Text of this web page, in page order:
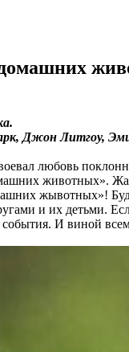
Джон Литгоу,
любовь
животных».
жывотных»!
и их детьми.
И виной